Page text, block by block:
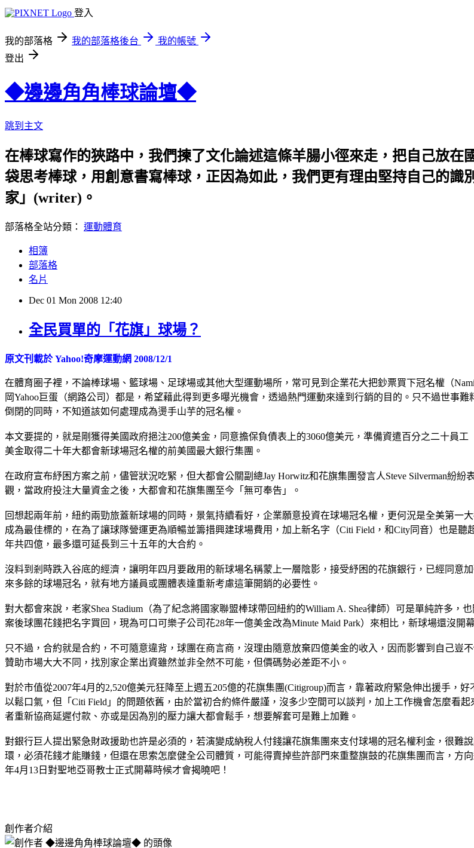
登入
我的部落格 我的部落格後台
我的帳號
登出
◆邊邊角角棒球論壇◆
跳到主文
在棒球寫作的狹路中，我們揀了文化論述這條羊腸小徑來走，把自己放
袋思考棒球，用創意書寫棒球，正因為如此，我們更有理由堅持自己的
家」(writer)。
部落格全站分類： 運動體育
相簿
部落格
名片
Dec 01 Mon 2008 12:40
全民買單的「花旗」球場？
原文刊載於 Yahoo!奇摩運動網 2008/12/1
在體育圈子裡，不論棒球場、籃球場、足球場或其他大型運動場所，常可見到企業花大把鈔票買下冠名權（
岡Yahoo巨蛋（網路公司）都是，希望藉此得到更多曝光機會，透過熱門運動來達到行銷的目的。只不過世事
倒閉的同時，不知道該如何處理成為燙手山芋的冠名權。
本文要提的，就是剛獲得美國政府挹注200億美金，同意擔保負債表上的3060億美元，準備資遣百分之二十員
美金取得二十年大都會新球場冠名權的前美國最大銀行集團。
在政府宣布紓困方案之前，儘管狀況吃緊，但大都會公關副總Jay Horwitz和花旗集團發言人Steve Silverman紛
觀，當政府投注大量資金之後，大都會和花旗集團至今「無可奉告」。
回想起兩年前，紐約兩勁旅蓋新球場的同時，景氣持續看好，企業願意投資在球場冠名權，更何況是全美第一
成為最佳標的，在為了讓球隊營運更為順暢並籌措興建球場費用，加上新名字（Citi Field，和City同音）也是
年共四億，最多還可延長到三十五年的大合約。
沒料到剎時跌入谷底的經濟，讓明年四月要啟用的新球場名稱蒙上一層陰影，接受紓困的花旗銀行，已經同意
來多餘的球場冠名，就有地方議員或團體表達重新考慮這筆開銷的必要性。
對大都會來說，老家Shea Stadium（為了紀念將國家聯盟棒球帶回紐約的William A. Shea律師）可是單純許多
案後球團花錢把名字買回，現為可口可樂子公司花28年一億美金改為Minute Maid Park）來相比，新球場還沒開
只不過，合約就是合約，不可隨意違背，球團在商言商，沒理由隨意放棄四億美金的收入，因而影響到自己豈
贊助市場大大不同，找別家企業出資雖然並非全然不可能，但價碼勢必差距不小。
對於市值從2007年4月的2,520億美元狂降至上週五205億的花旗集團(Citigroup)而言，靠著政府緊急伸出援手，
以鬆口氣，但「Citi Field」的問題依舊，由於當初合約條件嚴謹，沒多少空間可以談判，加上工作機會怎麼看
者重新協商延遲付款、亦或是因為別的壓力讓大都會鬆手，想要解套可是難上加難。
對銀行巨人提出緊急財政援助也許是必須的，若演變成納稅人付錢讓花旗集團來支付球場的冠名權利金，很難
環，必須花錢才能賺錢，但還在思索怎麼健全公司體質，可能得賣掉些許部門來重整旗鼓的花旗集團而言，方
年4月13日對聖地亞哥教士正式開幕時候才會揭曉吧！
創作者介紹